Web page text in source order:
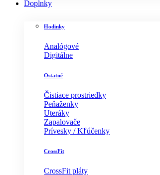
Doplnky
Hodinky
Analógové
Digitálne
Ostatné
Čistiace prostriedky
Peňaženky
Uteráky
Zapalovače
Prívesky / Kľúčenky
CrossFit
CrossFit pláty